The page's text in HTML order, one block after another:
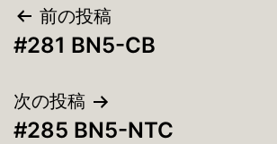
投
稿
ナ
前の投稿
#281 BN5-CB
次の投稿
#285 BN5-NTC